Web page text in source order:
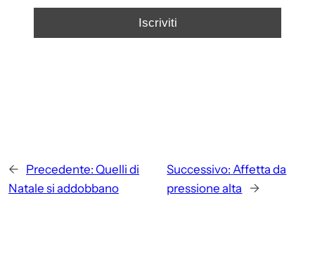
← Precedente: Quelli di
Natale si addobbano
Successivo: Affetta da
pressione alta
→